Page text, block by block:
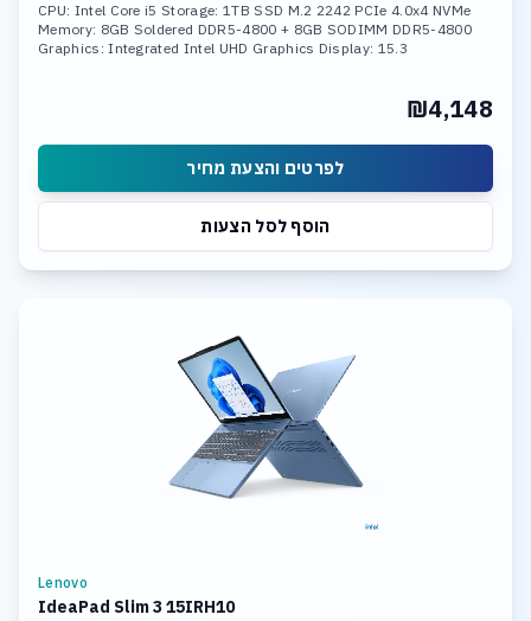
CPU: Intel Core i5 Storage: 1TB SSD M.2 2242 PCIe 4.0x4 NVMe
Memory: 8GB Soldered DDR5-4800 + 8GB SODIMM DDR5-4800
Graphics: Integrated Intel UHD Graphics Display: 15.3
₪4,148
לפרטים והצעת מחיר
הוסף לסל הצעות
Lenovo
IdeaPad Slim 3 15IRH10